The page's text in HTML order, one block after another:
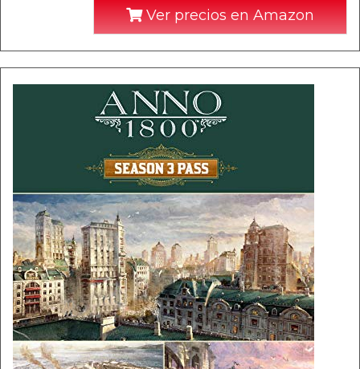
Ver precios en Amazon